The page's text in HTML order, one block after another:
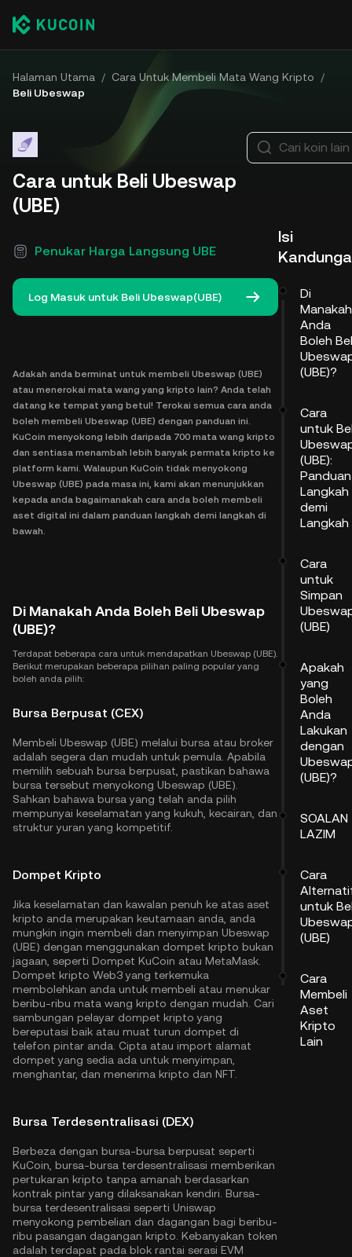
Halaman Utama / Cara Untuk Membeli Mata Wang Kripto
/
Beli Ubeswap
Cara untuk Beli Ubeswap
(UBE)
Penukar Harga Langsung UBE
Log Masuk untuk Beli Ubeswap(UBE)
Adakah anda berminat untuk membeli Ubeswap (UBE)
atau menerokai mata wang yang kripto lain? Anda telah
datang ke tempat yang betul! Terokai semua cara anda
boleh membeli Ubeswap (UBE) dengan panduan ini.
KuCoin menyokong lebih daripada 700 mata wang kripto
dan sentiasa menambah lebih banyak permata kripto ke
platform kami. Walaupun KuCoin tidak menyokong
Ubeswap (UBE) pada masa ini, kami akan menunjukkan
kepada anda bagaimanakah cara anda boleh membeli
aset digital ini dalam panduan langkah demi langkah di
bawah.
Di Manakah Anda Boleh Beli Ubeswap
(UBE)?
Terdapat beberapa cara untuk mendapatkan Ubeswap (UBE).
Berikut merupakan beberapa pilihan paling popular yang
boleh anda pilih:
Bursa Berpusat (CEX)
Membeli Ubeswap (UBE) melalui bursa atau broker
adalah segera dan mudah untuk pemula. Apabila
memilih sebuah bursa berpusat, pastikan bahawa
bursa tersebut menyokong Ubeswap (UBE).
Sahkan bahawa bursa yang telah anda pilih
mempunyai keselamatan yang kukuh, kecairan, dan
struktur yuran yang kompetitif.
Dompet Kripto
Jika keselamatan dan kawalan penuh ke atas aset
kripto anda merupakan keutamaan anda, anda
mungkin ingin membeli dan menyimpan Ubeswap
(UBE) dengan menggunakan dompet kripto bukan
jagaan, seperti Dompet KuCoin atau MetaMask.
Dompet kripto Web3 yang terkemuka
membolehkan anda untuk membeli atau menukar
beribu-ribu mata wang kripto dengan mudah. Cari
sambungan pelayar dompet kripto yang
bereputasi baik atau muat turun dompet di
telefon pintar anda. Cipta atau import alamat
dompet yang sedia ada untuk menyimpan,
menghantar, dan menerima kripto dan NFT.
Bursa Terdesentralisasi (DEX)
Berbeza dengan bursa-bursa berpusat seperti
KuCoin, bursa-bursa terdesentralisasi memberikan
pertukaran kripto tanpa amanah berdasarkan
kontrak pintar yang dilaksanakan kendiri. Bursa-
bursa terdesentralisasi seperti Uniswap
menyokong pembelian dan dagangan bagi beribu-
ribu pasangan dagangan kripto. Kebanyakan token
adalah terdapat pada blok rantai serasi EVM
Cari koin lain
Isi
Di
Manakah
Anda
Boleh
(UBE)?
Cara
untuk
(UBE):
Panduan
Langkah
demi
Langkah
Cara
untuk
Simpan
(UBE)
Apakah
yang
Boleh
Anda
Lakukan
dengan
(UBE)?
SOALAN
LAZIM
Cara
untuk
(UBE)
Cara
Membeli
Aset
Kripto
Lain